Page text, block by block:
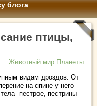
блога
птицы,
Животный мир Планеты
видам дроздов. От
на спине у него
пестрое, пестрины